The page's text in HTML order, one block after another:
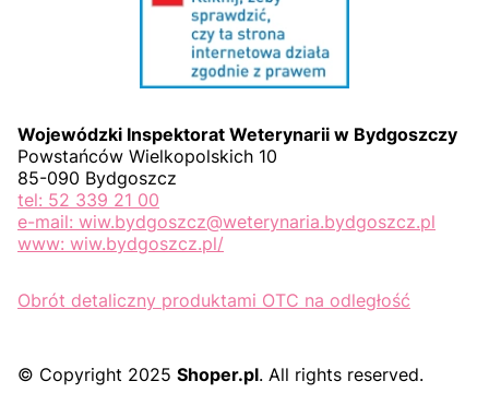
Wojewódzki Inspektorat Weterynarii w Bydgoszczy
Powstańców Wielkopolskich 10
85-090 Bydgoszcz
tel: 52 339 21 00
e-mail: wiw.bydgoszcz@weterynaria.bydgoszcz.pl
www: wiw.bydgoszcz.pl/
Obrót detaliczny produktami OTC na odległość
© Copyright 2025 Shoper.pl. All rights reserved.